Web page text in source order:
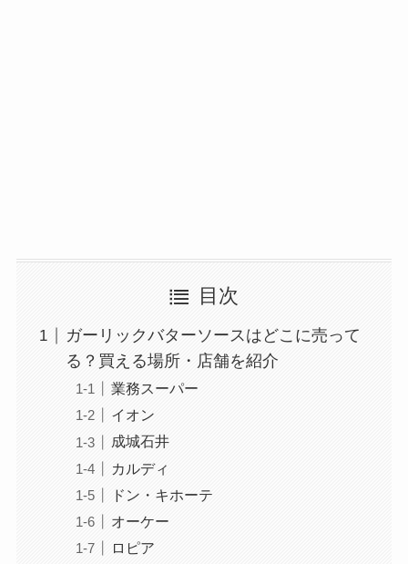
目次
ガーリックバターソースはどこに売って
る？買える場所・店舗を紹介
業務スーパー
イオン
成城石井
カルディ
ドン・キホーテ
オーケー
ロピア